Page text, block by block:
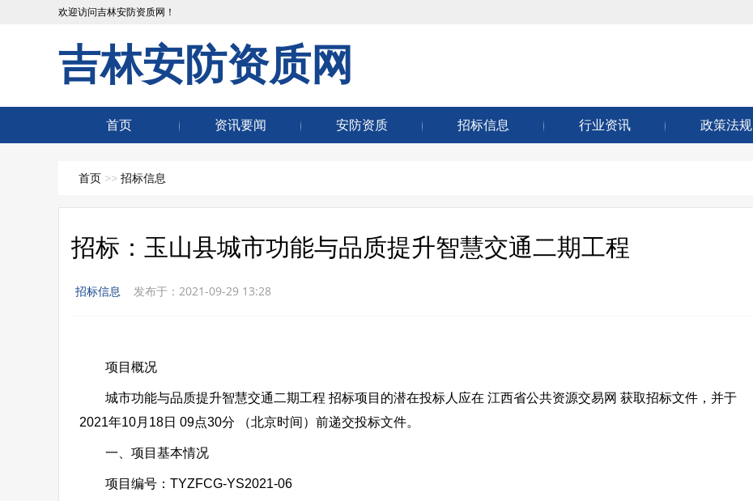
欢迎访问吉林安防资质网！
吉林安防资质网
首页 资讯要闻 安防资质 招标信息 行业资讯 政策法规
首页 >> 招标信息
招标：玉山县城市功能与品质提升智慧交通二期工程
招标信息 发布于：2021-09-29 13:28
项目概况
城市功能与品质提升智慧交通二期工程 招标项目的潜在投标人应在 江西省公共资源交易网 获取招标文件，并于
2021年10月18日 09点30分 （北京时间）前递交投标文件。
一、项目基本情况
项目编号：TYZFCG-YS2021-06